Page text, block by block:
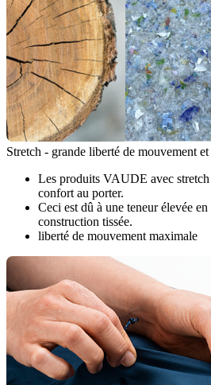
Stretch - grande liberté de mouvement
Les produits VAUDE avec
confort au porter.
Ceci est dû à une teneur élevée
construction tissée.
liberté de mouvement maximale